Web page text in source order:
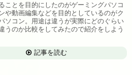
ことを目的にしたのがゲーミングパソコ
や動画編集などを目的としているのがク
ソコン。用途は違うが実際にどのぐらい
うのか比較をしてみたので紹介をしよう
記事を読む